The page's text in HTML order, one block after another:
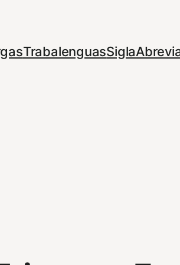
TrabalenguasSigla